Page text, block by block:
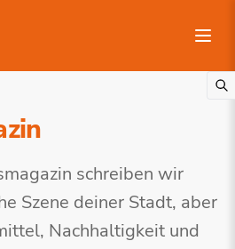
schreiben wir
Szene deiner Stadt, aber
Nachhaltigkeit und